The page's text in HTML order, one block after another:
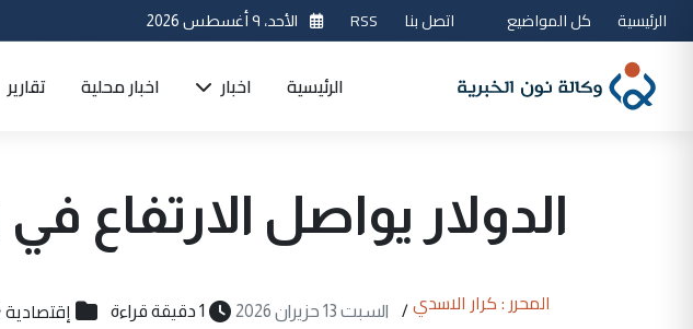
الرئيسية كل المواضيع اتصل بنا RSS الأحد، ٩ أغسطس 2026
الرئيسية اخبار اخبار محلية تقارير
الدولار يواصل الارتفاع
المحرر : كرار الاسدي / السبت 13 حزيران 2026 1 دقيقة قراءة إقتصادية